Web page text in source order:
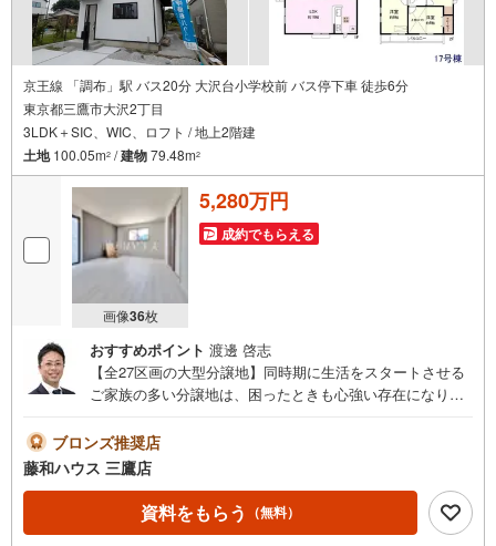
京王線 「調布」駅 バス20分 大沢台小学校前 バス停下車 徒歩6分
東京都三鷹市大沢2丁目
3LDK＋SIC、WIC、ロフト / 地上2階建
土地100.05m2 /建物79.48m2
画像36枚
5,280万円
成約でもらえる
おすすめポイント 渡邊 啓志
【全27区画の大型分譲地】同時期に生活をスタートさせる
ご家族の多い分譲地は、困ったときも心強い存在になりそ
の三鷹店までお気軽にご連絡・ご相談下さい
ブロンズ推奨店
藤和ハウス 三鷹店
資料をもらう （無料）